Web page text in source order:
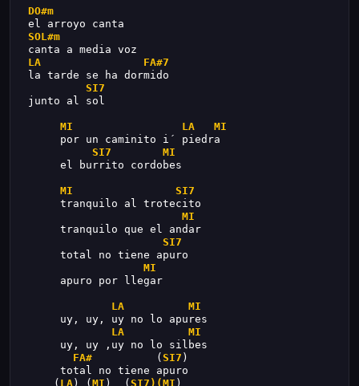
DO#m
el arroyo canta
SOL#m
canta a media voz
LA
FA#7
la tarde se ha dormido
SI7
junto al sol
MI LA
MI
por un caminito i´ piedra
SI7
MI
el burrito cordobes
MI
SI7
tranquilo al trotecito
MI
tranquilo que el andar
SI7
total no tiene apuro
MI
apuro por llegar
LA
MI
uy, uy, uy no lo apures
LA
MI
uy, uy ,uy no lo silbes
FA# ( SI7 )
total no tiene apuro
( LA ) ( MI )  ( SI7)(MI )